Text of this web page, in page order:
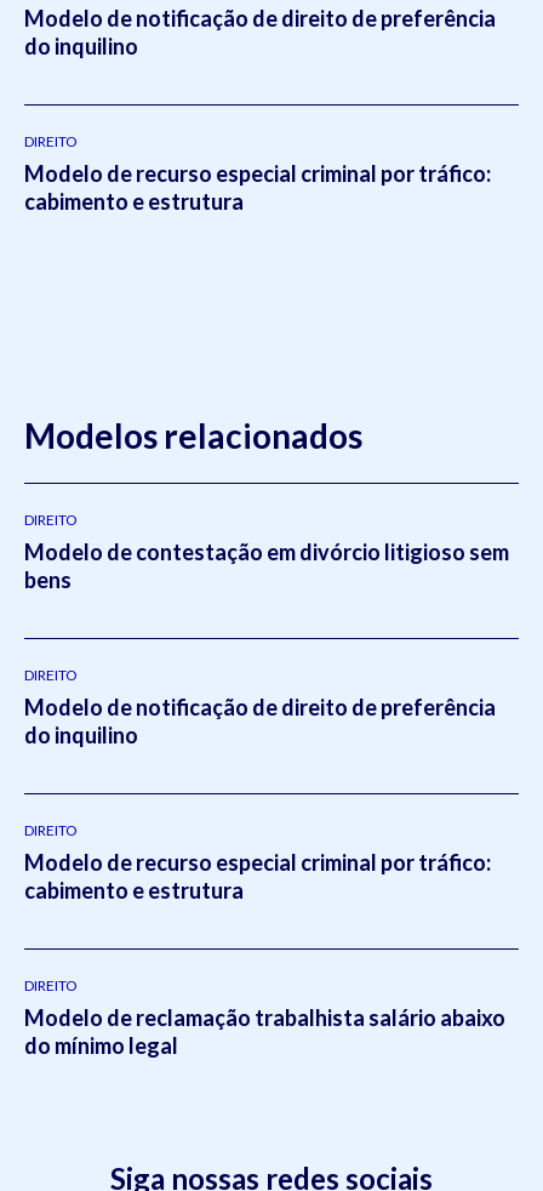
Modelo de notificação de direito de preferência
do inquilino
DIREITO
Modelo de recurso especial criminal por tráfico:
cabimento e estrutura
Modelos relacionados
DIREITO
Modelo de contestação em divórcio litigioso sem
bens
DIREITO
Modelo de notificação de direito de preferência
do inquilino
DIREITO
Modelo de recurso especial criminal por tráfico:
cabimento e estrutura
DIREITO
Modelo de reclamação trabalhista salário abaixo
do mínimo legal
Siga nossas redes sociais